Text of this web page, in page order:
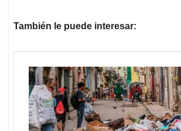
También le puede interesar: